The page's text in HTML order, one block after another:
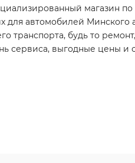
магазин
для автомобилей
транспорта, будь то
сервиса, выгодные цены и